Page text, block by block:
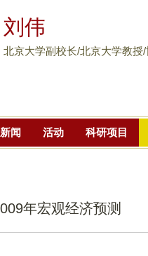
刘伟
北京大学副校长/北京大学教授
新闻 活动 科研项目
年宏观经济预测